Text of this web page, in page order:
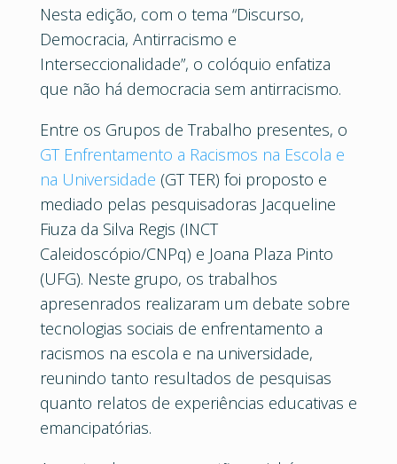
Nesta edição, com o tema “Discurso,
Democracia, Antirracismo e
Interseccionalidade”, o colóquio enfatiza
que não há democracia sem antirracismo.
Entre os Grupos de Trabalho presentes, o
GT Enfrentamento a Racismos na Escola e
na Universidade (GT TER) foi proposto e
mediado pelas pesquisadoras Jacqueline
Fiuza da Silva Regis (INCT
Caleidoscópio/CNPq) e Joana Plaza Pinto
(UFG). Neste grupo, os trabalhos
apresenrados realizaram um debate sobre
tecnologias sociais de enfrentamento a
racismos na escola e na universidade,
reunindo tanto resultados de pesquisas
quanto relatos de experiências educativas e
emancipatórias.